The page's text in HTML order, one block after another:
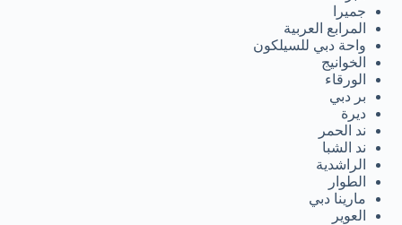
جميرا
المرابع العربية
واحة دبي للسيلكون
الخوانيج
الورقاء
بر دبي
ديرة
ند الحمر
ند الشبا
الراشدية
الطوار
مارينا دبي
العوير